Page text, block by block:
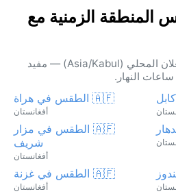
الزمنية مع
هذه المدن تتشارك توقيت بغلان المحلي (Asia/Kabul) — مفيد
ساعات النهار.
🇦🇫 الطقس في هراة
أفغانستان
🇦🇫 الطقس في مزار
شريف
أفغانستان
🇦🇫 الطقس في غزنة
أفغانستان